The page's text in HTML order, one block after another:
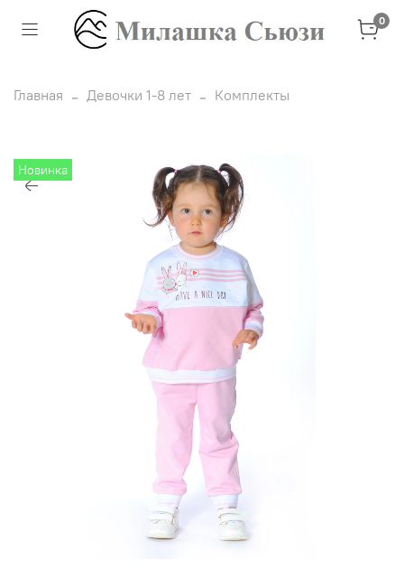
0
Главная Девочки 1-8 лет Комплекты
Новинка